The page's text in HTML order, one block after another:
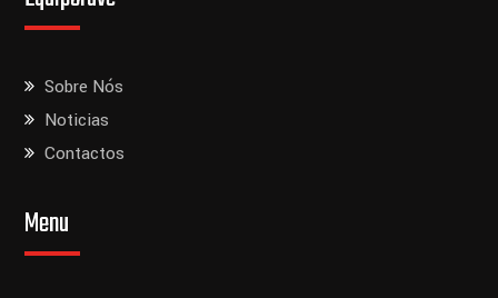
Sobre Nós
Noticias
Contactos
Menu